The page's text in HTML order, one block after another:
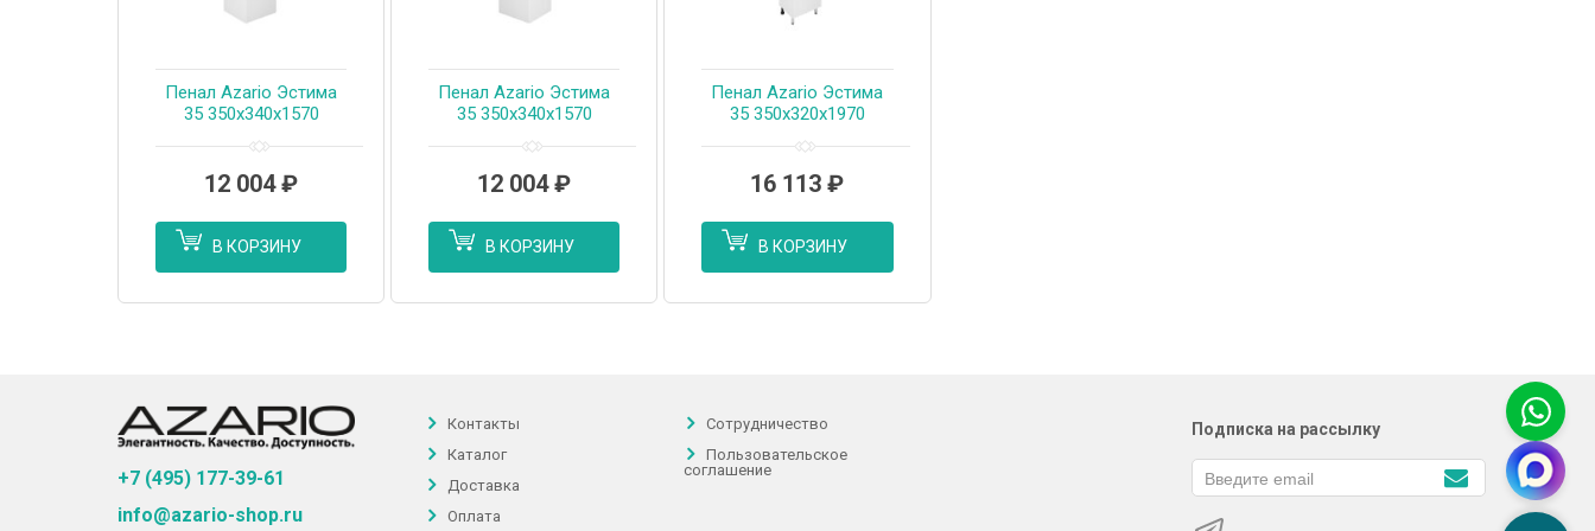
Пенал Azario Эстима
35 350х340х1570
белый глянцевывй
(CS00094557)
12 004₽
В КОРЗИНУ
Пенал Azario Эстима
35 350х340х1570
белый глянцевывй
(CS00094556)
12 004₽
В КОРЗИНУ
Пенал Azario Эстима
35 350х320х1970
белый глянец
(CS00094555)
16 113₽
В КОРЗИНУ
+7 (495) 177-39-61
info@azario-shop.ru
Контакты
Каталог
Доставка
Оплата
Сотрудничество
Пользовательское
соглашение
Подписка на рассылку